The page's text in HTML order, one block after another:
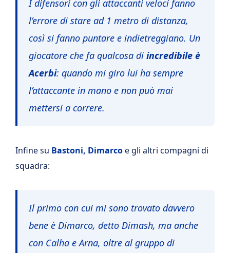
I difensori con gli attaccanti veloci fanno
l’errore di stare ad 1 metro di distanza,
così si fanno puntare e indietreggiano. Un
giocatore che fa qualcosa di incredibile è
Acerbi: quando mi giro lui ha sempre
l’attaccante in mano e non può mai
mettersi a correre.
Infine su Bastoni, Dimarcoe gli altri compagni di
squadra:
Il primo con cui mi sono trovato davvero
bene è Dimarco, detto Dimash, ma anche
con Calha e Arna, oltre al gruppo di